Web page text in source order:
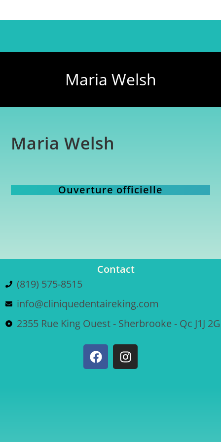
Maria Welsh
Maria Welsh
Ouverture officielle
Contact
(819) 575-8515
info@cliniquedentaireking.com
2355 Rue King Ouest - Sherbrooke - Qc J1J